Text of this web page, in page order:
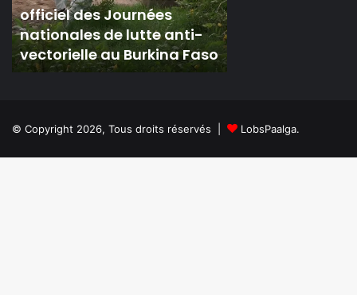
nationales
de
lutte
anti-
vectorielle
officiel des Journées
nationales de lutte anti-
vectorielle au Burkina Faso
la
Santé
lance
e-
AGREMENT-
© Copyright 2026, Tous droits réservés | LobsPaalga.